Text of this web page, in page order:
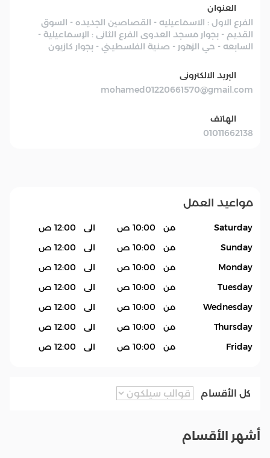
العنوان
الفرع الاول : الاسماعيليه - القصاصين الجديده - السوق
القديم - بجوار مسجد العدوى الفرع الثانى : الإسماعيلية -
السابعه - حي الزهور - صنية الفلسطيني - بجوار كازيون
البريد الالكترونى
mohamed01220661570@gmail.com
الهاتف
01011662138
مواعيد العمل
Saturday من 10:00 ص الى
12:00 ص
Sunday
من 10:00 ص الى
12:00 ص
Monday
من 10:00 ص الى
12:00 ص
Tuesday
من 10:00 ص الى
12:00 ص
Wednesday
من 10:00 ص الى
12:00 ص
Thursday
من 10:00 ص الى
12:00 ص
Friday
من 10:00 ص الى 12:00 ص
كل الأقسام
أشهر الأقسام